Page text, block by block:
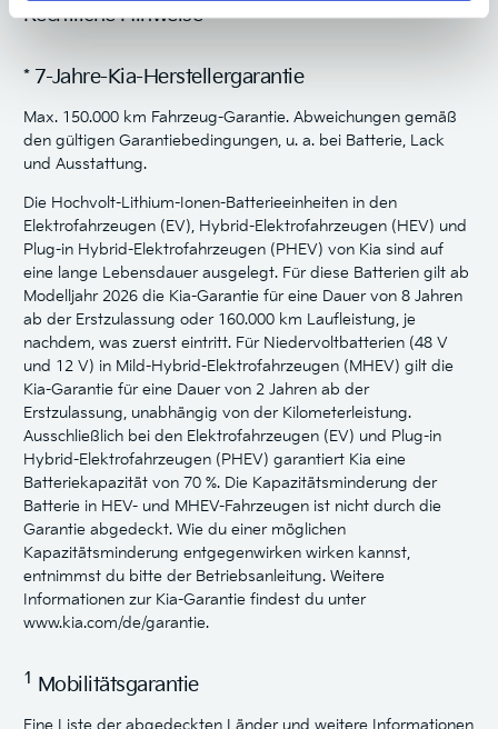
Rechtliche Hinweise
* 7-Jahre-Kia-Herstellergarantie
Max. 150.000 km Fahrzeug-Garantie. Abweichungen gemäß
den gültigen Garantiebedingungen, u. a. bei Batterie, Lack
und Ausstattung.
Die Hochvolt-Lithium-Ionen-Batterieeinheiten in den
Elektrofahrzeugen (EV), Hybrid-Elektrofahrzeugen (HEV) und
Plug-in Hybrid-Elektrofahrzeugen (PHEV) von Kia sind auf
eine lange Lebensdauer ausgelegt. Für diese Batterien gilt ab
Modelljahr 2026 die Kia-Garantie für eine Dauer von 8 Jahren
ab der Erstzulassung oder 160.000 km Laufleistung, je
nachdem, was zuerst eintritt. Für Niedervoltbatterien (48 V
und 12 V) in Mild-Hybrid-Elektrofahrzeugen (MHEV) gilt die
Kia-Garantie für eine Dauer von 2 Jahren ab der
Erstzulassung, unabhängig von der Kilometerleistung.
Ausschließlich bei den Elektrofahrzeugen (EV) und Plug-in
Hybrid-Elektrofahrzeugen (PHEV) garantiert Kia eine
Batteriekapazität von 70 %. Die Kapazitätsminderung der
Batterie in HEV- und MHEV-Fahrzeugen ist nicht durch die
Garantie abgedeckt. Wie du einer möglichen
Kapazitätsminderung entgegenwirken wirken kannst,
entnimmst du bitte der Betriebsanleitung. Weitere
Informationen zur Kia-Garantie findest du unter
www.kia.com/de/garantie.
1 Mobilitätsgarantie
Eine Liste der abgedeckten Länder und weitere Informationen